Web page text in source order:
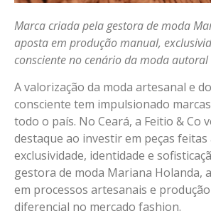
Marca criada pela gestora de moda
aposta em produção manual,
consciente no cenário da moda autoral
A valorização da moda artesanal e
consciente tem impulsionado
todo o país. No Ceará, a Feitio & Co
destaque ao investir em peças
exclusividade, identidade e
gestora de moda Mariana Holanda,
em processos artesanais e
diferencial no mercado fashion.